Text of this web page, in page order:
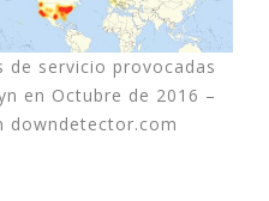
de servicio provocadas
en Octubre de 2016 –
downdetector.com